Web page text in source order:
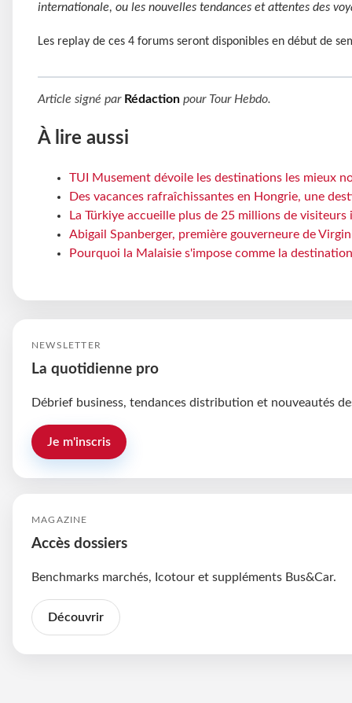
internationale, ou les nouvelles tendances et attentes des
Les replay de ces 4 forums seront disponibles en début de
Article signé par Rédaction pour Tour Hebdo.
À lire aussi
TUI Musement dévoile les destinations les mieux
Des vacances rafraîchissantes en Hongrie, une
La Türkiye accueille plus de 25 millions de
Abigail Spanberger, première gouverneure de
Pourquoi la Malaisie s'impose comme la
NEWSLETTER
La quotidienne pro
Débrief business, tendances distribution et nouveautés
Je m'inscris
MAGAZINE
Accès dossiers
Benchmarks marchés, Icotour et suppléments Bus&Car.
Découvrir